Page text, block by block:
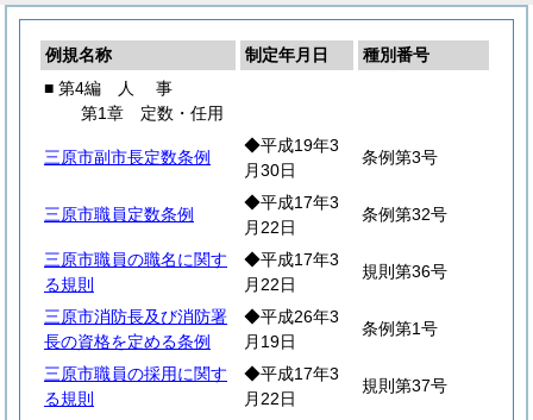
例規名称 制定年月日
種別番号
■ 第4編
人 事
第1章 定数・任用
三原市副市長定数条例
◆平成19年3
月30日
条例第3号
三原市職員定数条例
◆平成17年3
月22日
条例第32号
三原市職員の職名に関す
る規則
◆平成17年3
月22日
規則第36号
三原市消防長及び消防署
長の資格を定める条例
◆平成26年3
月19日
条例第1号
三原市職員の採用に関す
る規則
◆平成17年3
月22日
規則第37号